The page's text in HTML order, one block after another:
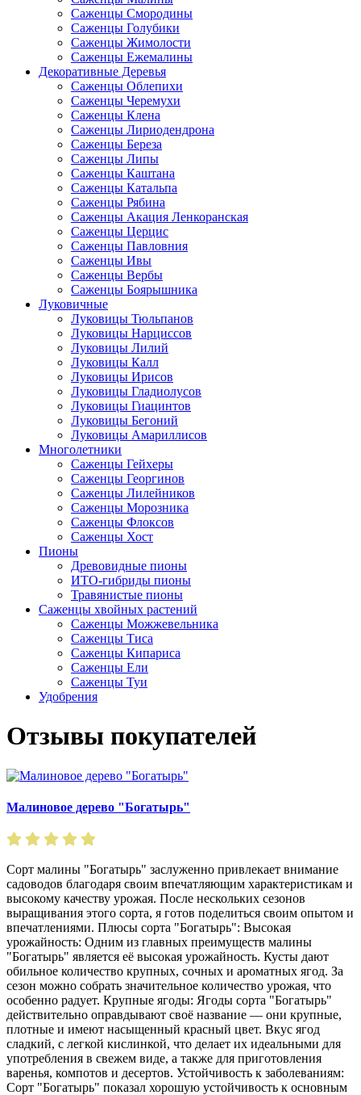
Саженцы Смородины
Саженцы Голубики
Саженцы Жимолости
Саженцы Ежемалины
Декоративные Деревья
Саженцы Облепихи
Саженцы Черемухи
Саженцы Клена
Саженцы Лириодендрона
Саженцы Береза
Саженцы Липы
Саженцы Каштана
Саженцы Катальпа
Саженцы Рябина
Саженцы Акация Ленкоранская
Саженцы Церцис
Саженцы Павловния
Саженцы Ивы
Саженцы Вербы
Саженцы Боярышника
Луковичные
Луковицы Тюльпанов
Луковицы Нарциссов
Луковицы Лилий
Луковицы Калл
Луковицы Ирисов
Луковицы Гладиолусов
Луковицы Гиацинтов
Луковицы Бегоний
Луковицы Амариллисов
Многолетники
Саженцы Гейхеры
Саженцы Георгинов
Саженцы Лилейников
Саженцы Морозника
Саженцы Флоксов
Саженцы Хост
Пионы
Древовидные пионы
ИТО-гибриды пионы
Травянистые пионы
Саженцы хвойных растений
Саженцы Можжевельника
Саженцы Тиса
Саженцы Кипариса
Саженцы Ели
Саженцы Туи
Удобрения
Отзывы покупателей
Малиновое дерево "Богатырь"
Сорт малины "Богатырь" заслуженно привлекает внимание
садоводов благодаря своим впечатляющим характеристикам и
высокому качеству урожая. После нескольких сезонов
выращивания этого сорта, я готов поделиться своим опытом и
впечатлениями. Плюсы сорта "Богатырь": Высокая
урожайность: Одним из главных преимуществ малины
"Богатырь" является её высокая урожайность. Кусты дают
обильное количество крупных, сочных и ароматных ягод. За
сезон можно собрать значительное количество урожая, что
особенно радует. Крупные ягоды: Ягоды сорта "Богатырь"
действительно оправдывают своё название — они крупные,
плотные и имеют насыщенный красный цвет. Вкус ягод
сладкий, с легкой кислинкой, что делает их идеальными для
употребления в свежем виде, а также для приготовления
варенья, компотов и десертов. Устойчивость к заболеваниям:
Сорт "Богатырь" показал хорошую устойчивость к основным